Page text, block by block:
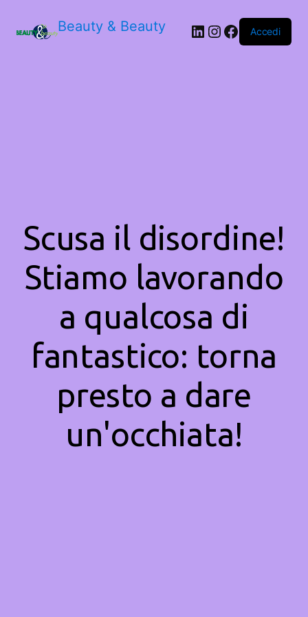
Beauty & Beauty LinkedIn
Instagram
Facebook
Accedi
Scusa il disordine!
Stiamo lavorando
a qualcosa di
fantastico: torna
presto a dare
un'occhiata!